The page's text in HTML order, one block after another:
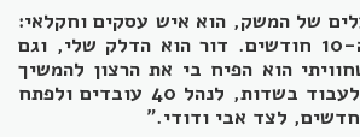
של המשק, הוא איש עסקים וחקלאי:
"אני אב לדור בן ה-10 חודשים. דור הוא הדלק שלי, וגם
הוא הפיח בי את הרצון להמשיך
לקום לפנות בוקר, לעבוד בשדות, לנהל 40 עובדים ולפתח
לצד אבי ודודי."